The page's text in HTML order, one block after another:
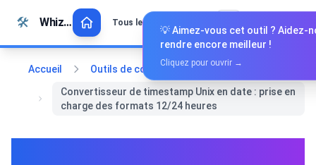
Passer au contenu
🛠️ Whiz Tools Tous les outils
Accueil
Outils de conversion
Convertisseur de timestamp Unix en date : prise en
charge des formats 12/24 heures
💡 Aimez-vous cet outil ? Aidez-
rendre encore meilleur !
Cliquez pour ouvrir →